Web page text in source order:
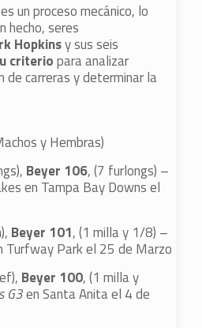
un proceso mecánico, lo
hecho, seres
Hopkinsy sus seis
criteriopara analizar
de carreras y determinar la
y Hembras)
Beyer 106, (7 furlongs) –
en Tampa Bay Downs el
Beyer 101, (1 milla y 1/8) –
Turfway Park el 25 de Marzo
Beyer 100, (1 milla y
G3en Santa Anita el 4 de